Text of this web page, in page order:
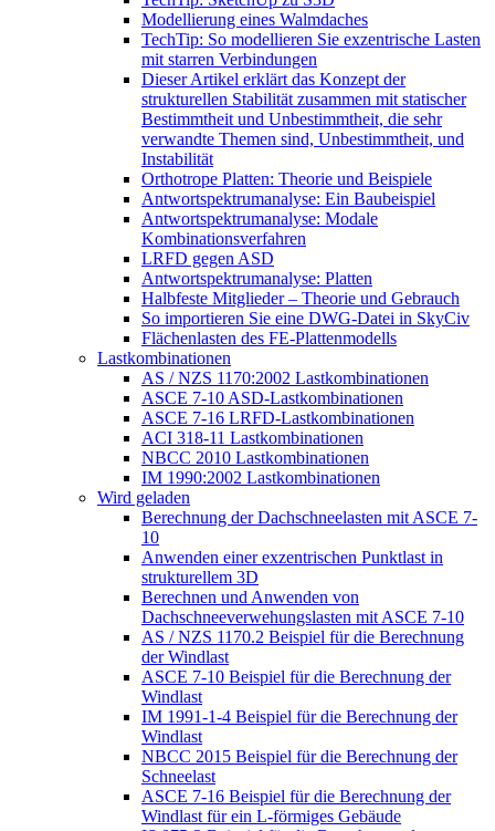
Modellierung eines Walmdaches
TechTip: So modellieren Sie exzentrische Lasten
mit starren Verbindungen
Dieser Artikel erklärt das Konzept der
strukturellen Stabilität zusammen mit statischer
Bestimmtheit und Unbestimmtheit, die sehr
verwandte Themen sind, Unbestimmtheit, und
Instabilität
Orthotrope Platten: Theorie und Beispiele
Antwortspektrumanalyse: Ein Baubeispiel
Antwortspektrumanalyse: Modale
Kombinationsverfahren
LRFD gegen ASD
Antwortspektrumanalyse: Platten
Halbfeste Mitglieder – Theorie und Gebrauch
So importieren Sie eine DWG-Datei in SkyCiv
Flächenlasten des FE-Plattenmodells
Lastkombinationen
AS / NZS 1170:2002 Lastkombinationen
ASCE 7-10 ASD-Lastkombinationen
ASCE 7-16 LRFD-Lastkombinationen
ACI 318-11 Lastkombinationen
NBCC 2010 Lastkombinationen
IM 1990:2002 Lastkombinationen
Wird geladen
Berechnung der Dachschneelasten mit ASCE 7-
10
Anwenden einer exzentrischen Punktlast in
strukturellem 3D
Berechnen und Anwenden von
Dachschneeverwehungslasten mit ASCE 7-10
AS / NZS 1170.2 Beispiel für die Berechnung
der Windlast
ASCE 7-10 Beispiel für die Berechnung der
Windlast
IM 1991-1-4 Beispiel für die Berechnung der
Windlast
NBCC 2015 Beispiel für die Berechnung der
Schneelast
ASCE 7-16 Beispiel für die Berechnung der
Windlast für ein L-förmiges Gebäude